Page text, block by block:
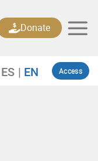
Access
Donate